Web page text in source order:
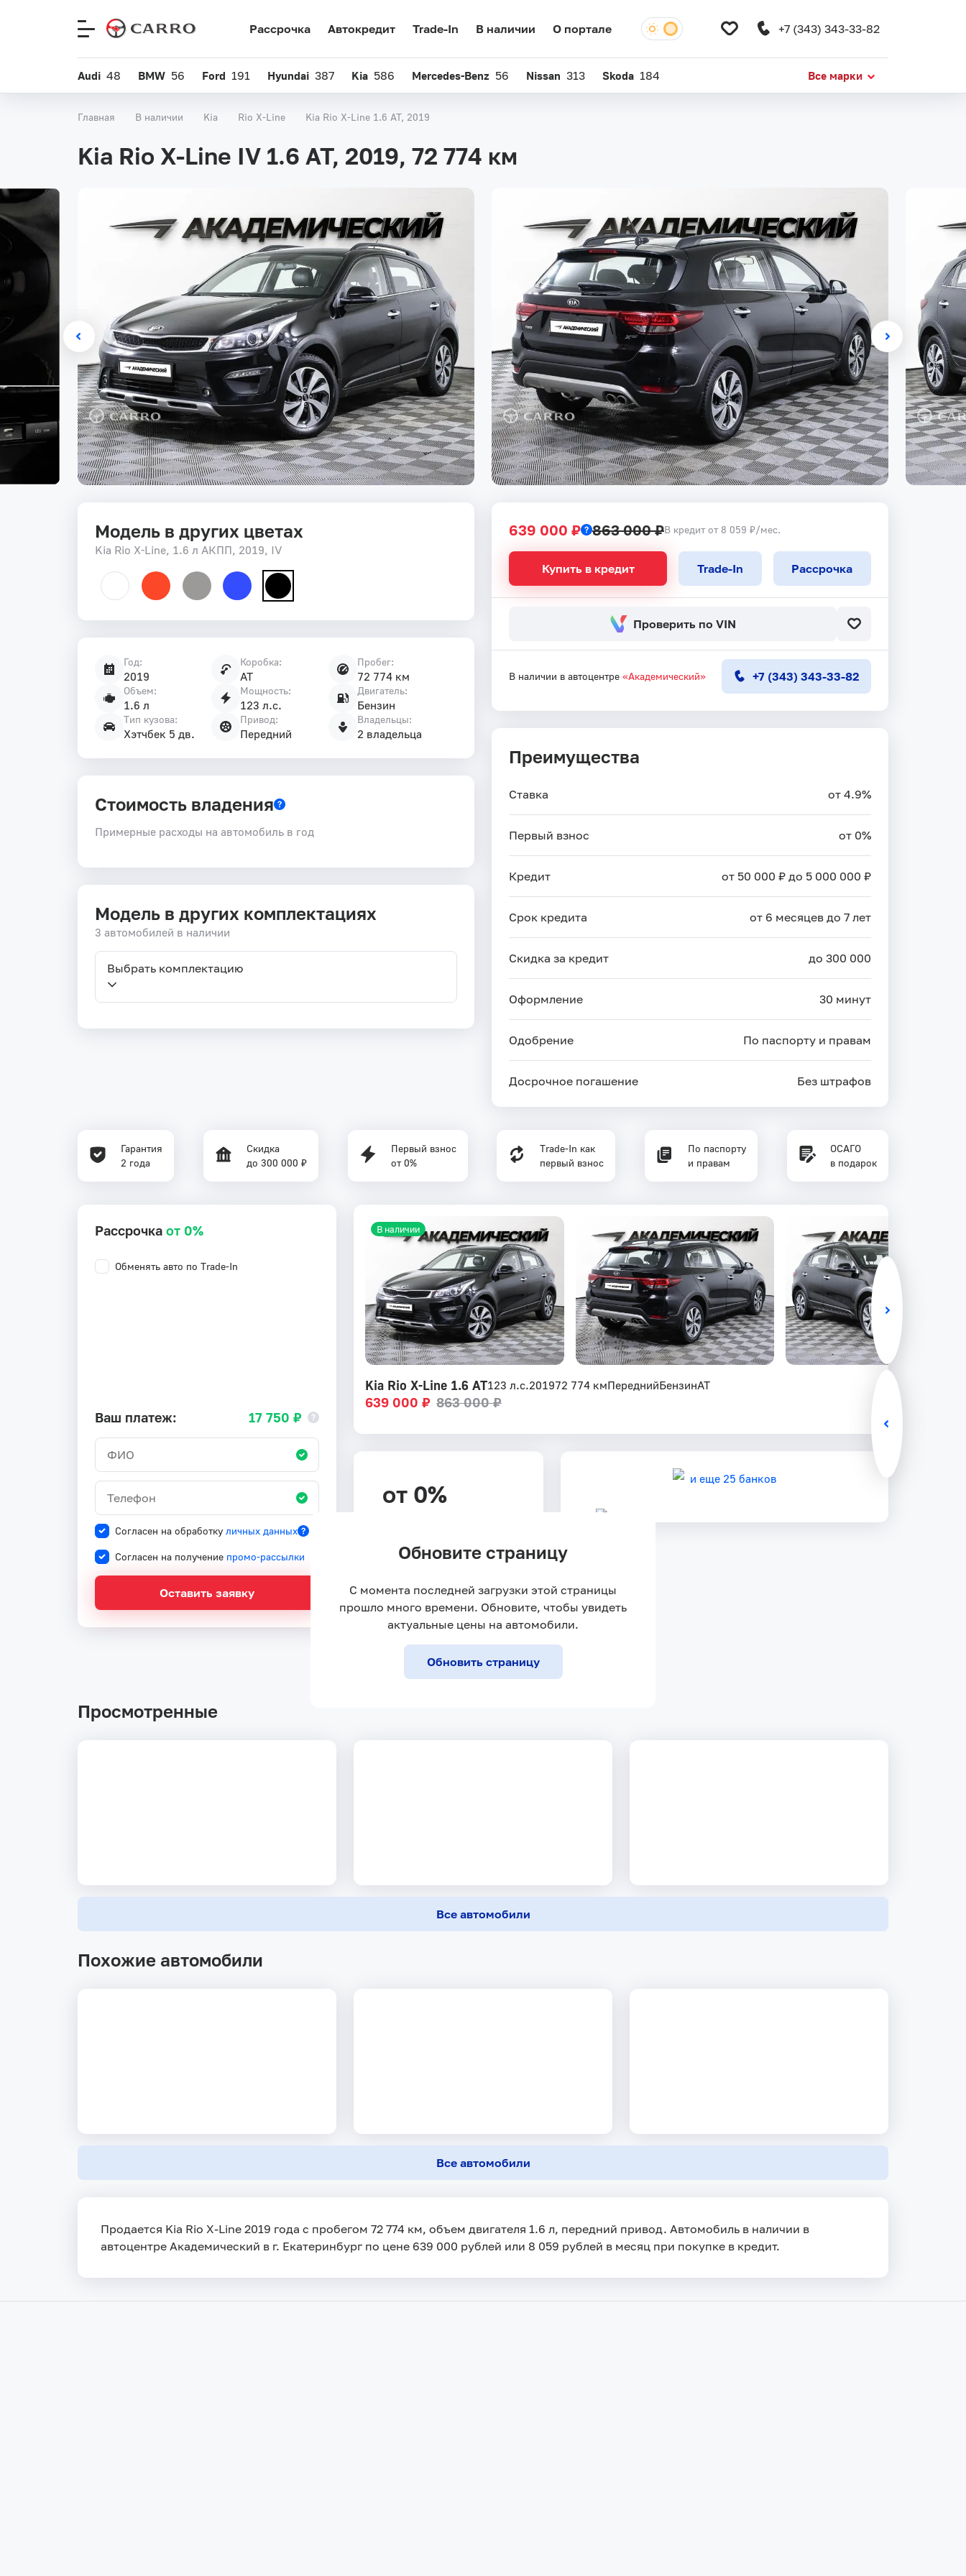
Рассрочка Автокредит Trade-In В наличии О портале +7 (343) 343-33-82
Audi 48 BMW 56 Ford 191 Hyundai 387 Kia 586 Mercedes-Benz 56 Nissan 313 Skoda 184 Все марки
Главная В наличии Kia Rio X-Line Kia Rio X-Line 1.6 AT, 2019
Kia Rio X-Line IV 1.6 AT, 2019, 72 774 км
639 000 ₽ 863 000 ₽В кредит от 8 059 ₽/мес.
Купить в кредит Trade-In Рассрочка
Проверить по VIN
В наличии в автоцентре «Академический» +7 (343) 343-33-82
Преимущества
Ставка от 4.9%
Первый взнос от 0%
Кредит от 50 000 ₽ до 5 000 000 ₽
Срок кредита от 6 месяцев до 7 лет
Скидка за кредит до 300 000
Оформление 30 минут
Одобрение По паспорту и правам
Досрочное погашение Без штрафов
Модель в других цветах
Kia Rio X-Line, 1.6 л АКПП, 2019, IV
Год:
2019
Коробка:
AT
Пробег:
72 774 км
Объем:
1.6 л
Мощность:
123 л.с.
Двигатель:
Бензин
Тип кузова:
Хэтчбек 5 дв.
Привод:
Передний
Владельцы:
2 владельца
Стоимость владения
Примерные расходы на автомобиль в год
Модель в других комплектациях
3 автомобилей в наличии
Выбрать комплектацию
Гарантия
2 года
Скидка
до 300 000 ₽
Первый взнос
от 0%
Trade-In как
первый взнос
По паспорту
и правам
ОСАГО
в подарок
Рассрочка от 0%
Обменять авто по Trade-In
Ваш платеж: 17 750 ₽
Согласен на обработку личных данных
Согласен на получение промо-рассылки
Оставить заявку
Kia Rio X-Line 1.6 AT123 л.с.201972 774 кмПереднийБензинAT
639 000 ₽ 863 000 ₽
В наличии
от 0%
36 мес
Срок рассрочки
17 750 ₽
Ежемесячный платеж
и еще 25 банков
Просмотренные
Все автомобили
Похожие автомобили
Все автомобили
Продается Kia Rio X-Line 2019 года с пробегом 72 774 км, объем двигателя 1.6 л, передний привод. Автомобиль в наличии в
автоцентре Академический в г. Екатеринбург по цене 639 000 рублей или 8 059 рублей в месяц при покупке в кредит.
Обновите страницу
С момента последней загрузки этой страницы
прошло много времени. Обновите, чтобы увидеть
актуальные цены на автомобили.
Обновить страницу